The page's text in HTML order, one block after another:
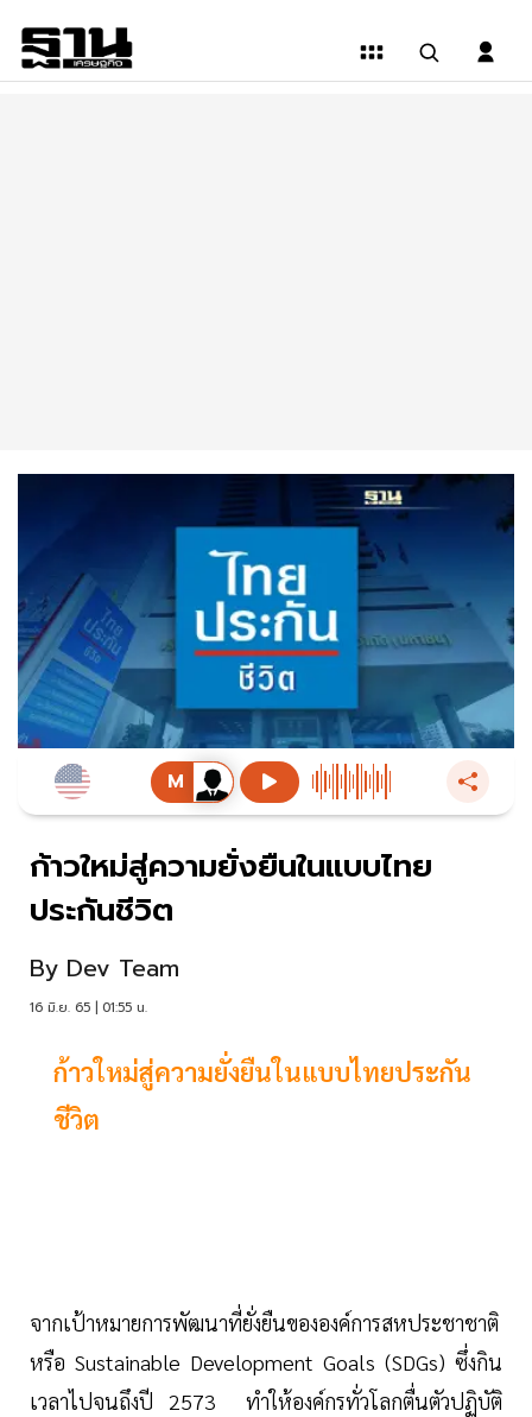
ก้าวใหม่สู่ความยั่งยืนในแบบไทย
ประกันชีวิต
By Dev Team
16 มิ.ย. 65 | 01:55 น.
ก้าวใหม่สู่ความยั่งยืนในแบบไทยประกัน
ชีวิต
จากเป้าหมายการพัฒนาที่ยั่งยืนขององค์การสหประชาชาติ
หรือ Sustainable Development Goals (SDGs) ซึ่งกิน
เวลาไปจนถึงปี 2573 ทำให้องค์กรทั่วโลกตื่นตัวปฏิบัติ